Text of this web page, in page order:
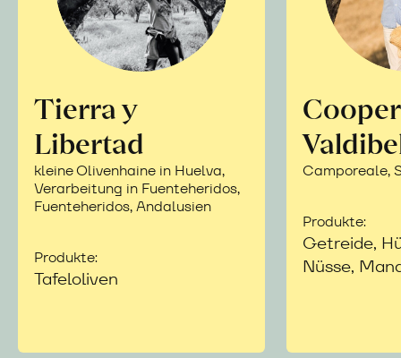
Tierra y
Libertad
kleine Olivenhaine in Huelva,
Verarbeitung in Fuenteheridos,
Fuenteheridos, Andalusien
Produkte:
Tafeloliven
Camporeale,
Produkte:
Getreide,
Nüsse,